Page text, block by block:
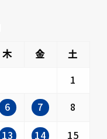
木 金
土
1
6 7
8
13 14
15